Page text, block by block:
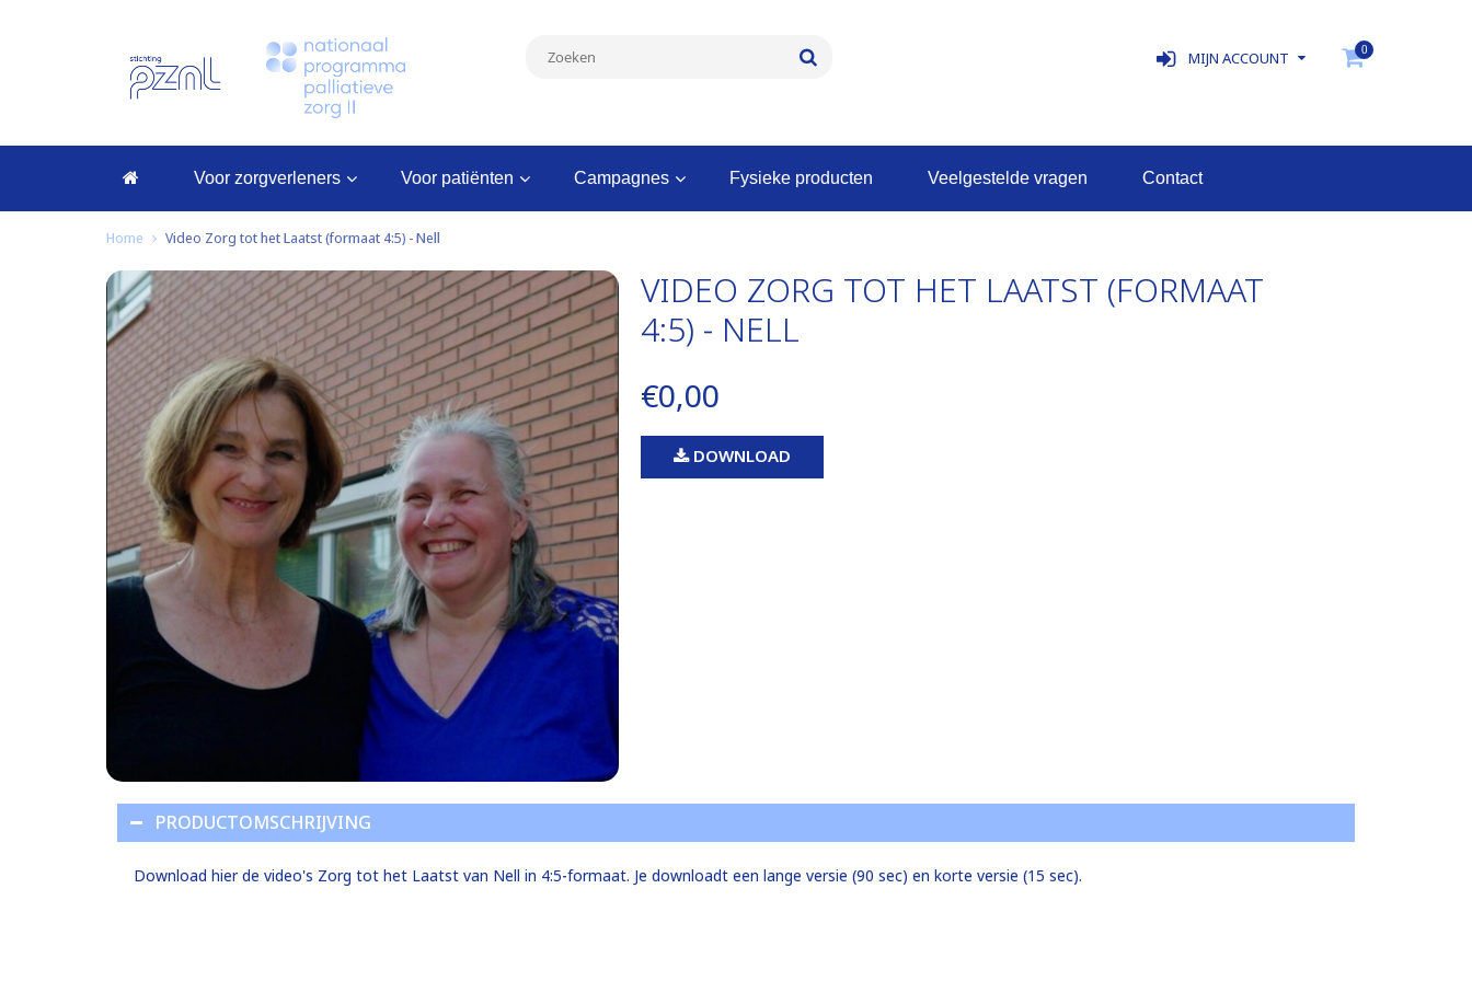
0
MIJN ACCOUNT
voor zorgverleners voor patiënten campagnes fysieke producten veelgestelde vragen contact
Home Video Zorg tot het Laatst (formaat 4:5) - Nell
VIDEO ZORG TOT HET LAATST (FORMAAT
4:5) - NELL
€0,00
DOWNLOAD
PRODUCTOMSCHRIJVING
Download hier de video's Zorg tot het Laatst van Nell in 4:5-formaat. Je downloadt een lange versie (90 sec) en korte versie (15 sec).